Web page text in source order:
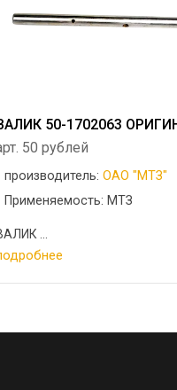
50-1702063
50 рублей
производитель: ОАО "МТЗ"
Применяемость: МТЗ
...